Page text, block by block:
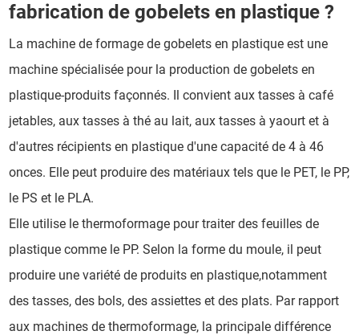
fabrication de gobelets en plastique ?
La machine de formage de gobelets en plastique est une
machine spécialisée pour la production de gobelets en
plastique-produits façonnés. Il convient aux tasses à café
jetables, aux tasses à thé au lait, aux tasses à yaourt et à
d'autres récipients en plastique d'une capacité de 4 à 46
onces. Elle peut produire des matériaux tels que le PET, le PP,
le PS et le PLA.
Elle utilise le thermoformage pour traiter des feuilles de
plastique comme le PP. Selon la forme du moule, il peut
produire une variété de produits en plastique,notamment
des tasses, des bols, des assiettes et des plats. Par rapport
aux machines de thermoformage, la principale différence